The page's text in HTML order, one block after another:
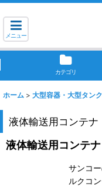
メニュー
カテゴリ
ホーム > 大型容器・大型タンク
液体輸送用コンテナ
液体輸送用コンテ
サンコ
ルクコ